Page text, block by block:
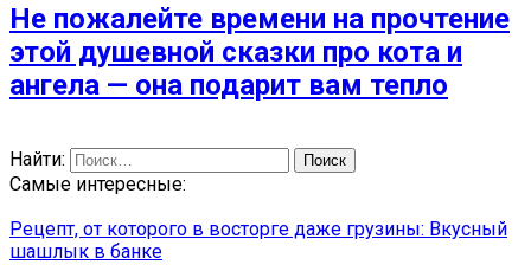
Не пожалейте времени на прочтение
этой душевной сказки про кота и
ангела — она подарит вам тепло
Найти:
Самые интересные:
Рецепт, от которого в восторге даже грузины: Вкусный
шашлык в банке